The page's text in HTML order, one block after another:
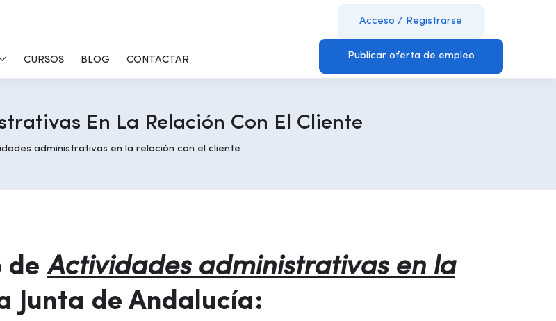
CURSOS BLOG CONTACTAR
Acceso / Registrarse
Publicar oferta de empleo
En La Relación Con El Cliente
administrativas en la relación con el cliente
de Actividades administrativas en la
Junta de Andalucía: